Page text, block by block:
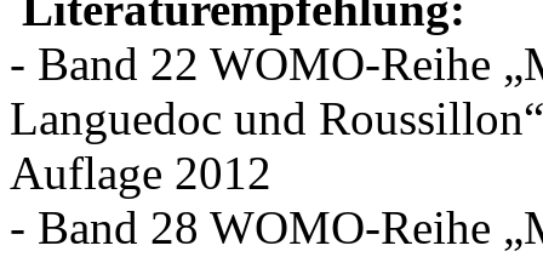
- Band 22 WOMO-Reihe
Languedoc und
Auflage 2012
- Band 28 WOMO-Reihe